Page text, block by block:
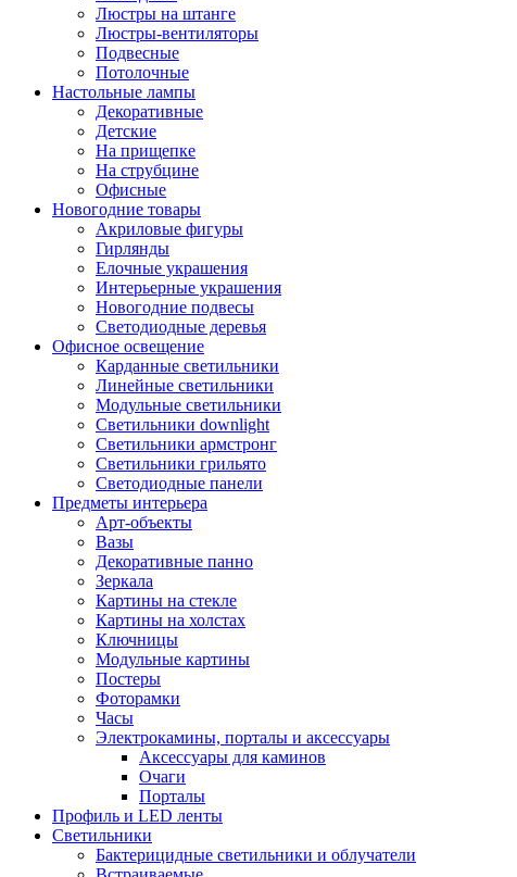
Люстры на штанге
Люстры-вентиляторы
Подвесные
Потолочные
Настольные лампы
Декоративные
Детские
На прищепке
На струбцине
Офисные
Новогодние товары
Акриловые фигуры
Гирлянды
Елочные украшения
Интерьерные украшения
Новогодние подвесы
Светодиодные деревья
Офисное освещение
Карданные светильники
Линейные светильники
Модульные светильники
Светильники downlight
Светильники армстронг
Светильники грильято
Светодиодные панели
Предметы интерьера
Арт-объекты
Вазы
Декоративные панно
Зеркала
Картины на стекле
Картины на холстах
Ключницы
Модульные картины
Постеры
Фоторамки
Часы
Электрокамины, порталы и аксессуары
Аксессуары для каминов
Очаги
Порталы
Профиль и LED ленты
Светильники
Бактерицидные светильники и облучатели